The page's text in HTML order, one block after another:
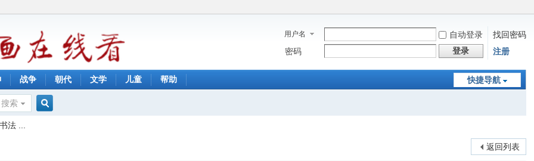
用户名 自动登录
找回密码
密码
登录 注册
快捷导航
战争 朝代 文学 儿童 帮助
搜索
法 ...
返回列表